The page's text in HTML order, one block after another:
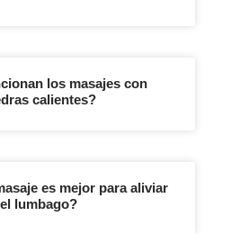
los masajes con
calientes?
es mejor para aliviar
el lumbago?